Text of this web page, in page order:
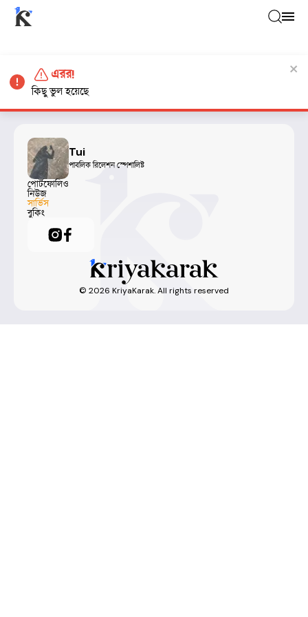
Tui
পাবলিক রিলেশন স্পেশালিষ্ট
পোর্টফোলিও
নিউজ
সার্ভিস
বুকিং
© 2026 KriyaKarak. All rights reserved
এরর!
কিছু ভুল হয়েছে